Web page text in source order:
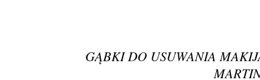
GĄBKI DO USUWANIA